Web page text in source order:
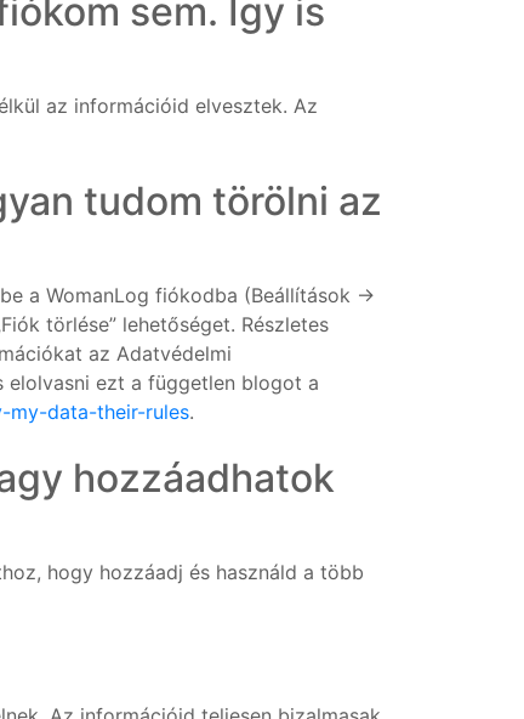
sem. Így is
az információid elvesztek. Az
tudom törölni az
a WomanLog fiókodba (Beállítások →
törlése” lehetőséget. Részletes
az Adatvédelmi
ezt a független blogot a
my-data-their-rules.
hozzáadhatok
hogy hozzáadj és használd a több